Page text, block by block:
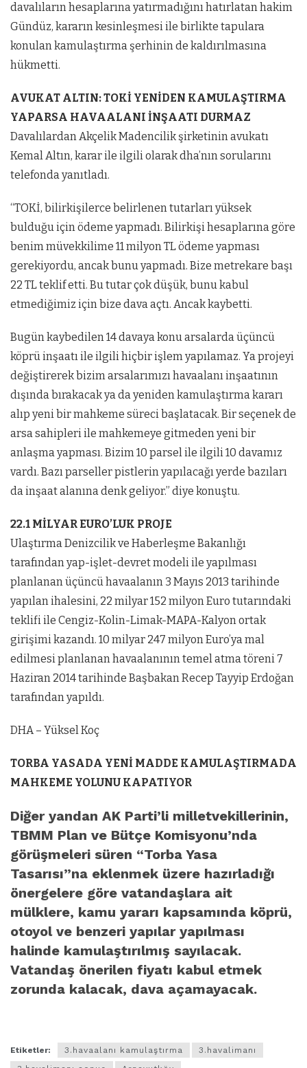
davalıların hesaplarına yatırmadığını hatırlatan hakim
Gündüz, kararın kesinleşmesi ile birlikte tapulara
konulan kamulaştırma şerhinin de kaldırılmasına
hükmetti.
AVUKAT ALTIN: TOKİ YENİDEN KAMULAŞTIRMA
YAPARSA HAVAALANI İNŞAATI DURMAZ
Davalılardan Akçelik Madencilik şirketinin avukatı
Kemal Altın, karar ile ilgili olarak dha’nın sorularını
telefonda yanıtladı.
“TOKİ, bilirkişilerce belirlenen tutarları yüksek
bulduğu için ödeme yapmadı. Bilirkişi hesaplarına göre
benim müvekkilime 11 milyon TL ödeme yapması
gerekiyordu, ancak bunu yapmadı. Bize metrekare başı
22 TL teklif etti. Bu tutar çok düşük, bunu kabul
etmediğimiz için bize dava açtı. Ancak kaybetti.
Bugün kaybedilen 14 davaya konu arsalarda üçüncü
köprü inşaatı ile ilgili hiçbir işlem yapılamaz. Ya projeyi
değiştirerek bizim arsalarımızı havaalanı inşaatının
dışında bırakacak ya da yeniden kamulaştırma kararı
alıp yeni bir mahkeme süreci başlatacak. Bir seçenek de
arsa sahipleri ile mahkemeye gitmeden yeni bir
anlaşma yapması. Bizim 10 parsel ile ilgili 10 davamız
vardı. Bazı parseller pistlerin yapılacağı yerde bazıları
da inşaat alanına denk geliyor.” diye konuştu.
22.1 MİLYAR EURO’LUK PROJE
Ulaştırma Denizcilik ve Haberleşme Bakanlığı
tarafından yap-işlet-devret modeli ile yapılması
planlanan üçüncü havaalanın 3 Mayıs 2013 tarihinde
yapılan ihalesini, 22 milyar 152 milyon Euro tutarındaki
teklifi ile Cengiz-Kolin-Limak-MAPA-Kalyon ortak
girişimi kazandı. 10 milyar 247 milyon Euro’ya mal
edilmesi planlanan havaalanının temel atma töreni 7
Haziran 2014 tarihinde Başbakan Recep Tayyip Erdoğan
tarafından yapıldı.
DHA – Yüksel Koç
TORBA YASADA YENİ MADDE KAMULAŞTIRMADA
MAHKEME YOLUNU KAPATIYOR
Diğer yandan AK Parti’li milletvekillerinin,
TBMM Plan ve Bütçe Komisyonu’nda
görüşmeleri süren “Torba Yasa
Tasarısı”na eklenmek üzere hazırladığı
önergelere göre vatandaşlara ait
mülklere, kamu yararı kapsamında köprü,
otoyol ve benzeri yapılar yapılması
halinde kamulaştırılmış sayılacak.
Vatandaş önerilen fiyatı kabul etmek
zorunda kalacak, dava açamayacak.
Etiketler: 3.havaalanı kamulaştırma
3.havalimanı